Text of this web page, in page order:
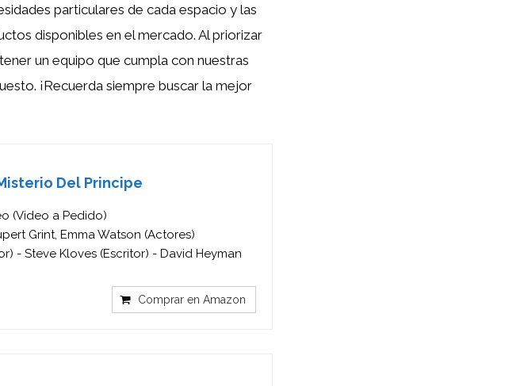
particulares de cada espacio y las
disponibles en el mercado. Al priorizar
un equipo que cumpla con nuestras
¡Recuerda siempre buscar la mejor
Del Principe
(Video a Pedido)
Grint, Emma Watson (Actores)
- Steve Kloves (Escritor) - David Heyman
Comprar en Amazon